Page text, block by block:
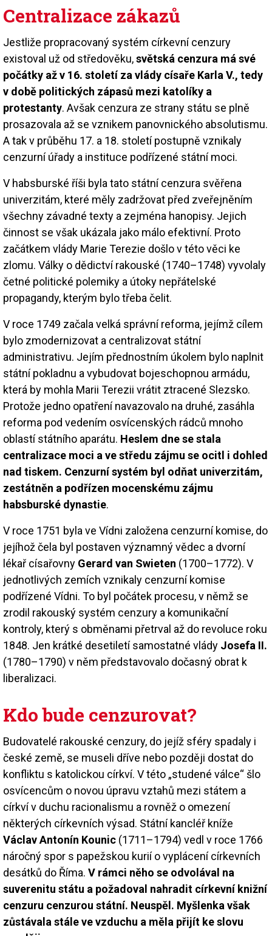
Centralizace zákazů
Jestliže propracovaný systém církevní cenzury
existoval už od středověku,světská cenzura má své
počátky až v 16. století za vlády císaře Karla V., tedy
v době politických zápasů mezi katolíky a
protestanty. Avšak cenzura ze strany státu se plně
prosazovala až se vznikem panovnického absolutismu.
A tak v průběhu 17. a 18. století postupně vznikaly
cenzurní úřady a instituce podřízené státní moci.
V habsburské říši byla tato státní cenzura svěřena
univerzitám, které měly zadržovat před zveřejněním
všechny závadné texty a zejména hanopisy. Jejich
činnost se však ukázala jako málo efektivní. Proto
začátkem vlády Marie Terezie došlo v této věci ke
zlomu. Války o dědictví rakouské (1740–1748) vyvolaly
četné politické polemiky a útoky nepřátelské
propagandy, kterým bylo třeba čelit.
V roce 1749 začala velká správní reforma, jejímž cílem
bylo zmodernizovat a centralizovat státní
administrativu. Jejím přednostním úkolem bylo naplnit
státní pokladnu a vybudovat bojeschopnou armádu,
která by mohla Marii Terezii vrátit ztracené Slezsko.
Protože jedno opatření navazovalo na druhé, zasáhla
reforma pod vedením osvícenských rádců mnoho
oblastí státního aparátu. Heslem dne se stala
centralizace moci a ve středu zájmu se ocitl i dohled
nad tiskem. Cenzurní systém byl odňat univerzitám,
zestátněn a podřízen mocenskému zájmu
habsburské dynastie.
V roce 1751 byla ve Vídni založena cenzurní komise, do
jejíhož čela byl postaven významný vědec a dvorní
lékař císařovny Gerard van Swieten (1700–1772). V
jednotlivých zemích vznikaly cenzurní komise
podřízené Vídni. To byl počátek procesu, v němž se
zrodil rakouský systém cenzury a komunikační
kontroly, který s obměnami přetrval až do revoluce roku
1848. Jen krátké desetiletí samostatné vlády Josefa II.
(1780–1790) v něm představovalo dočasný obrat k
liberalizaci.
Kdo bude cenzurovat?
Budovatelé rakouské cenzury, do jejíž sféry spadaly i
české země, se museli dříve nebo později dostat do
konfliktu s katolickou církví. V této „studené válce“ šlo
osvícencům o novou úpravu vztahů mezi státem a
církví v duchu racionalismu a rovněž o omezení
některých církevních výsad. Státní kancléř kníže
Václav Antonín Kounic (1711–1794) vedl v roce 1766
náročný spor s papežskou kurií o vyplácení církevních
desátků do Říma. V rámci něho se odvolával na
suverenitu státu a požadoval nahradit církevní knižní
cenzuru cenzurou státní. Neuspěl. Myšlenka však
zůstávala stále ve vzduchu a měla přijít ke slovu